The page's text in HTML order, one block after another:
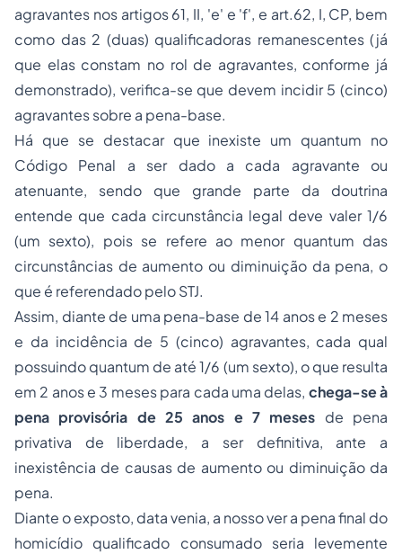
agravantes nos artigos 61, II, 'e' e 'f', e art.62, I, CP, bem
como das 2 (duas) qualificadoras remanescentes (já
que elas constam no rol de agravantes, conforme já
demonstrado), verifica-se que devem incidir 5 (cinco)
agravantes sobre a pena-base.
Há que se destacar que inexiste um quantum no
Código Penal a ser dado a cada agravante ou
atenuante, sendo que grande parte da doutrina
entende que cada circunstância legal deve valer 1/6
(um sexto), pois se refere ao menor quantum das
circunstâncias de aumento ou diminuição da pena, o
que é referendado pelo STJ.
Assim, diante de uma pena-base de 14 anos e 2 meses
e da incidência de 5 (cinco) agravantes, cada qual
possuindo quantum de até 1/6 (um sexto), o que resulta
em 2 anos e 3 meses para cada uma delas, chega-se à
pena provisória de 25 anos e 7 meses de pena
privativa de liberdade, a ser definitiva, ante a
inexistência de causas de aumento ou diminuição da
pena.
Diante o exposto, data venia, a nosso ver a pena final do
homicídio qualificado consumado seria levemente